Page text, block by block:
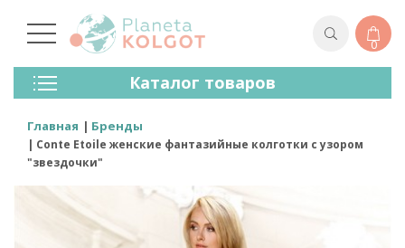
0
Каталог товаров
Колготки
Чулки
Лосины (леггинсы)
Носки И Гольфы
Спортивная Одежда
Для Мужчин
Для Детей
Главная Бренды
Conte Etoile женские фантазийные колготки с узором
"звездочки"